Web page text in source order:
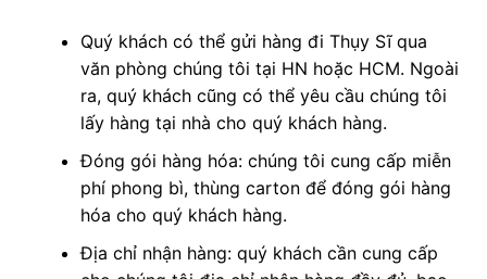
Quý khách có thể gửi hàng đi Thụy Sĩ qua
văn phòng chúng tôi tại HN hoặc HCM. Ngoài
ra, quý khách cũng có thể yêu cầu chúng tôi
lấy hàng tại nhà cho quý khách hàng.
Đóng gói hàng hóa: chúng tôi cung cấp miễn
phí phong bì, thùng carton để đóng gói hàng
hóa cho quý khách hàng.
Địa chỉ nhận hàng: quý khách cần cung cấp